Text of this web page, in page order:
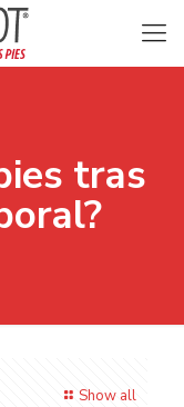
tras
Show all